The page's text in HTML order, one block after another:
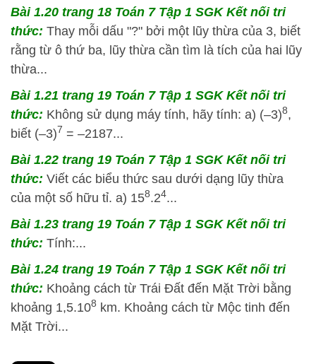
Bài 1.20 trang 18 Toán 7 Tập 1 SGK Kết nối tri
thức: Thay mỗi dấu "?" bởi một lũy thừa của 3, biết
rằng từ ô thứ ba, lũy thừa cần tìm là tích của hai lũy
thừa...
Bài 1.21 trang 19 Toán 7 Tập 1 SGK Kết nối tri
thức: Không sử dụng máy tính, hãy tính: a) (–3)8,
biết (–3)7 = –2187...
Bài 1.22 trang 19 Toán 7 Tập 1 SGK Kết nối tri
thức: Viết các biểu thức sau dưới dạng lũy thừa
của một số hữu tỉ. a) 158.24...
Bài 1.23 trang 19 Toán 7 Tập 1 SGK Kết nối tri
thức: Tính:...
Bài 1.24 trang 19 Toán 7 Tập 1 SGK Kết nối tri
thức: Khoảng cách từ Trái Đất đến Mặt Trời bằng
khoảng 1,5.108 km. Khoảng cách từ Mộc tinh đến
Mặt Trời...